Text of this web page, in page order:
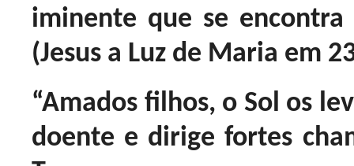
iminente que se encontra
(Jesus a Luz de Maria em
“Amados filhos, o Sol os
doente e dirige fortes